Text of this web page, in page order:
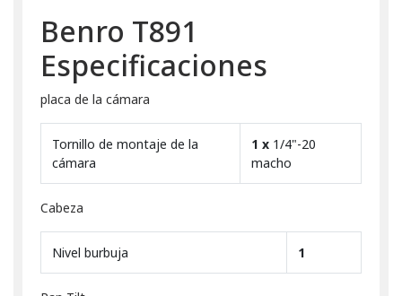
Benro T891
Especificaciones
placa de la cámara
Tornillo de montaje de la
cámara
1 x 1/4"-20
macho
Cabeza
Nivel burbuja 1